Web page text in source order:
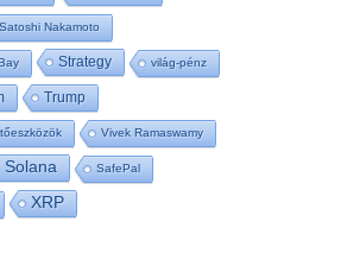
Satoshi Nakamoto
Strategy világ-pénz
Trump
Vivek Ramaswamy
Solana SafePal
XRP